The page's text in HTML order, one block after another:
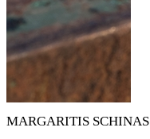
MARGARITIS SCHINAS